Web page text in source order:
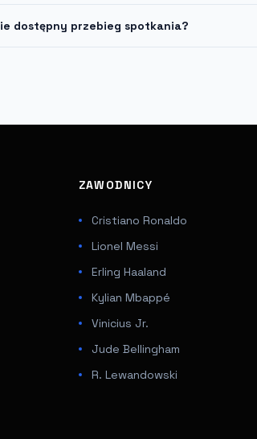
dostępny przebieg spotkania?
ZAWODNICY
Cristiano Ronaldo
Lionel Messi
Erling Haaland
Kylian Mbappé
Vinicius Jr.
Jude Bellingham
R. Lewandowski